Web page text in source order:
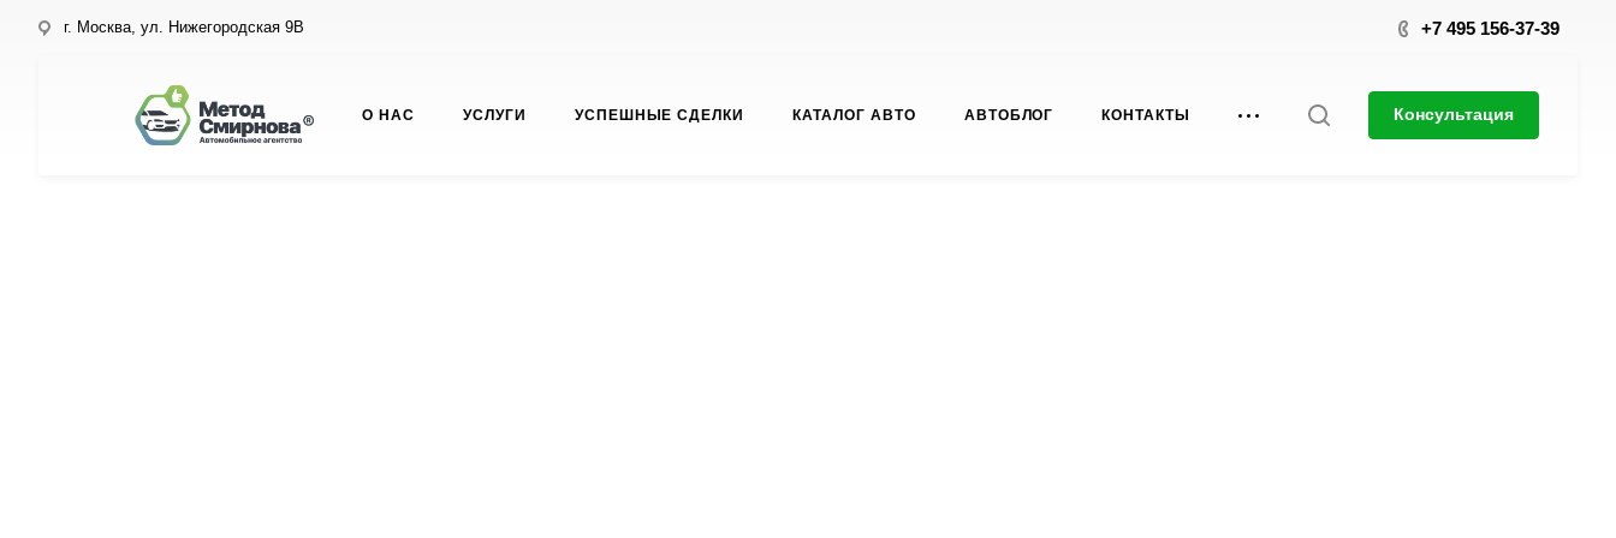
г. Москва, ул. Нижегородская 9В +7 495 156-37-39
О НАС УСЛУГИ УСПЕШНЫЕ СДЕЛКИ КАТАЛОГ АВТО АВТОБЛОГ КОНТАКТЫ Консультация